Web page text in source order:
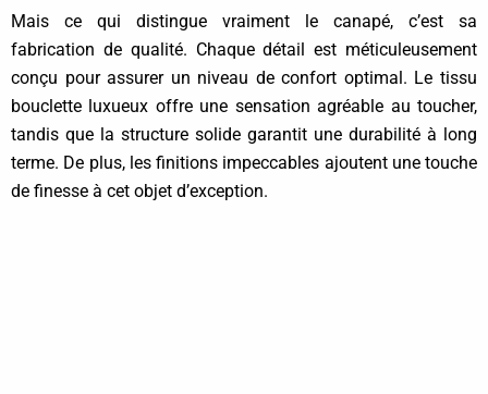
Mais ce qui distingue vraiment le canapé, c’est sa
fabrication de qualité. Chaque détail est méticuleusement
conçu pour assurer un niveau de confort optimal. Le tissu
bouclette luxueux offre une sensation agréable au toucher,
tandis que la structure solide garantit une durabilité à long
terme. De plus, les finitions impeccables ajoutent une touche
de finesse à cet objet d’exception.